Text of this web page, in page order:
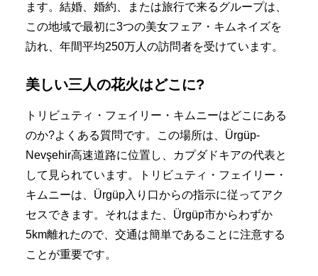
ます。結婚、婚約、または旅行で来るグループは、
この地域で最初に3つの美女フェア・キムネイズを
訪れ、年間平均250万人の訪問者を受けています。
美しい三人の花火はどこに?
トリビュティ・フェイリー・キムニーはどこにある
のか?よくある質問です。この場所は、Ürgüp-
Nevşehir高速道路に位置し、カプダドキアの代表と
して見られています。トリビュティ・フェイリー・
キムニーは、Ürgüp入り口からの指示に従ってアク
セスできます。それはまた、Ürgüp市からわずか
5km離れたので、交通は簡単であることに注意する
ことが重要です。